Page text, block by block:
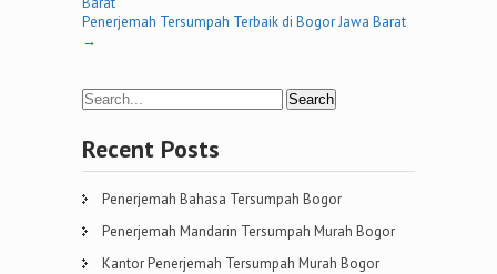
navigation
Penerjemah Tersumpah Terbaik di Bogor Jawa Barat
→
Recent Posts
Penerjemah Bahasa Tersumpah Bogor
Penerjemah Mandarin Tersumpah Murah Bogor
Kantor Penerjemah Tersumpah Murah Bogor